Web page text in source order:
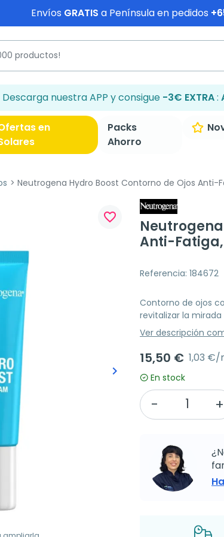
Envíos GRATIS a Península en pedidos
Descarga nuestra APP y consigue -3€ EXTRA:
en
Packs
Ahorro
Neutrogena Hydro Boost Contorno de Ojos Anti-
Siguiente
keyboard_arrow_right
favorite_border
Anti-Fatiga,
Referencia: 184672
Contorno de ojos
revitalizar la mirada
Ver descripción
15,50 € 1,03 €/
En stock